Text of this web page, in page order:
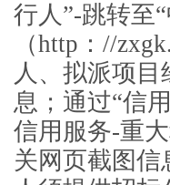
行人”-跳转至
（http ： //
人、拟派项目
息 ； 通过“信
信用服务-重
关网页截图